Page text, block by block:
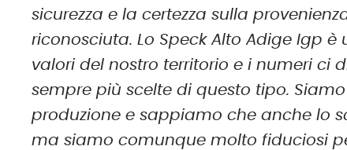
sicurezza e la certezza sulla
riconosciuta. Lo Speck Alto Adige Igp
valori del nostro territorio e i numeri ci
sempre più scelte di questo tipo.
produzione e sappiamo che anche lo
ma siamo comunque molto fiduciosi